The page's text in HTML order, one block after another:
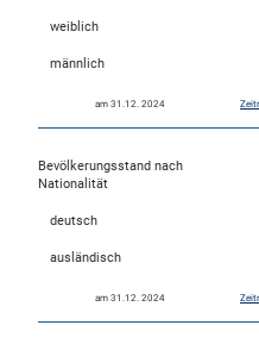
weiblich
männlich
am 31.12. 2024
Bevölkerungsstand nach
Nationalität
deutsch
ausländisch
am 31.12. 2024